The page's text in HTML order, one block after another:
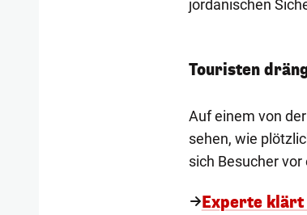
jordanischen
Touristen
Auf einem von
sehen, wie
sich Besucher
Experte klärt